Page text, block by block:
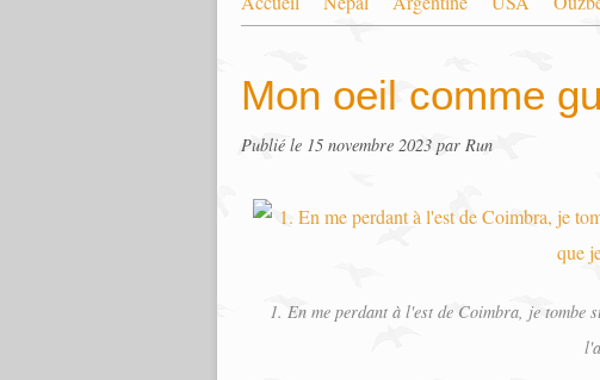
Mon oeil comme
Publié le 15 novembre 2023 par Run
1. En me perdant à l'est de Coimbra, je